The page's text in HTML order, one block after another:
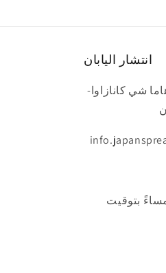
انتشار اليابان
شي كانازاوا-
صباحًا - 5:00 مساءً بتوقيت